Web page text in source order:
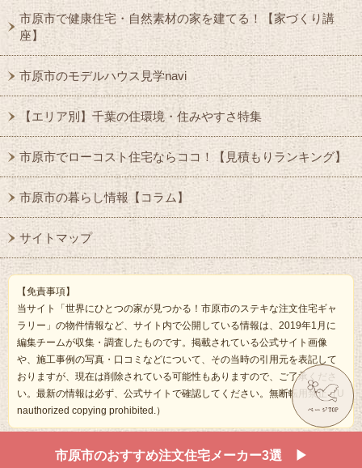
市原市のおすすめ注文住宅メーカー3選 ▶
市原市で健康住宅・自然素材の家を建てる！【家づくり講
座】
市原市のモデルハウス見学navi
【エリア別】千葉の住環境・住みやすさ特集
市原市でローコスト住宅ならココ！【見積もりランキング】
市原市の暮らし情報【コラム】
サイトマップ
【免責事項】
当サイト「世界にひとつの家が見つかる！市原市のステキな注文住宅ギャ
ラリー」の物件情報など、サイト内で公開している情報は、2019年1月に
編集チームが収集・調査したものです。掲載されている公式サイト画像
や、施工事例の写真・口コミなどについて、その当時の引用元を表記して
おりますが、現在は削除されている可能性もありますので、ご了承くださ
い。最新の情報は必ず、公式サイトで確認してください。無断転用禁止（U
nauthorized copying prohibited.）
世界にひとつの家が見つかる！市原市のステキな注文住宅ギャラリー
ghts Reserved.